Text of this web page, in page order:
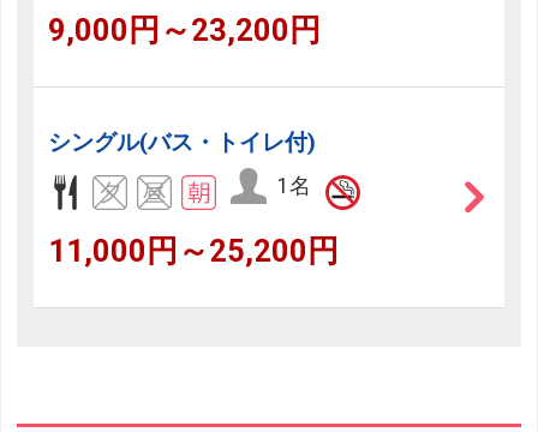
9,000円～23,200円
シングル(バス・トイレ付)
1名
11,000円～25,200円